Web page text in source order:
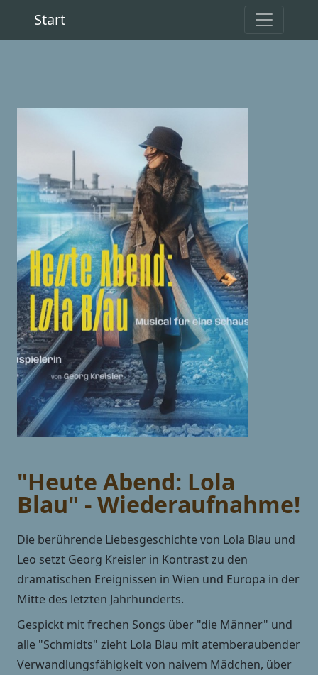
Start
"Heute Abend: Lola
Blau" - Wiederaufnahme!
Die berührende Liebesgeschichte von Lola Blau und
Leo setzt Georg Kreisler in Kontrast zu den
dramatischen Ereignissen in Wien und Europa in der
Mitte des letzten Jahrhunderts.
Gespickt mit frechen Songs über "die Männer" und
alle "Schmidts" zieht Lola Blau mit atemberaubender
Verwandlungsfähigkeit von naivem Mädchen, über